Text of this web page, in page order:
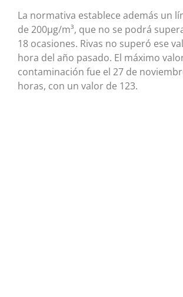
La normativa establece además un
de 200μg/m³, que no se podrá
18 ocasiones. Rivas no superó ese
hora del año pasado. El máximo
contaminación fue el 27 de
horas, con un valor de 123.